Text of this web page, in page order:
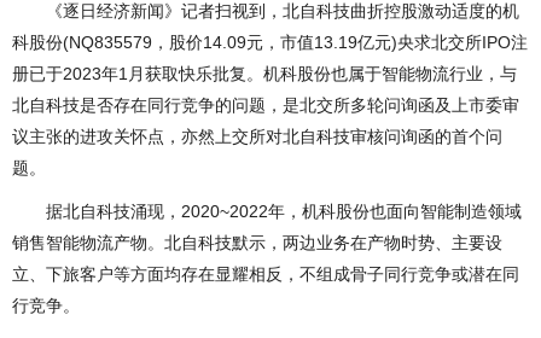
《逐日经济新闻》记者扫视到，北自科技曲折控股激动适度的机
科股份(NQ835579，股价14.09元，市值13.19亿元)央求北交所IPO注
册已于2023年1月获取快乐批复。机科股份也属于智能物流行业，与
北自科技是否存在同行竞争的问题，是北交所多轮问询函及上市委审
议主张的进攻关怀点，亦然上交所对北自科技审核问询函的首个问
题。
据北自科技涌现，2020~2022年，机科股份也面向智能制造领域
销售智能物流产物。北自科技默示，两边业务在产物时势、主要设
立、下旅客户等方面均存在显耀相反，不组成骨子同行竞争或潜在同
行竞争。